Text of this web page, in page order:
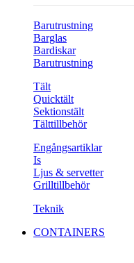
Barutrustning
Barglas
Bardiskar
Barutrustning
Tält
Quicktält
Sektionstält
Tälttillbehör
Engångsartiklar
Is
Ljus & servetter
Grilltillbehör
Teknik
CONTAINERS